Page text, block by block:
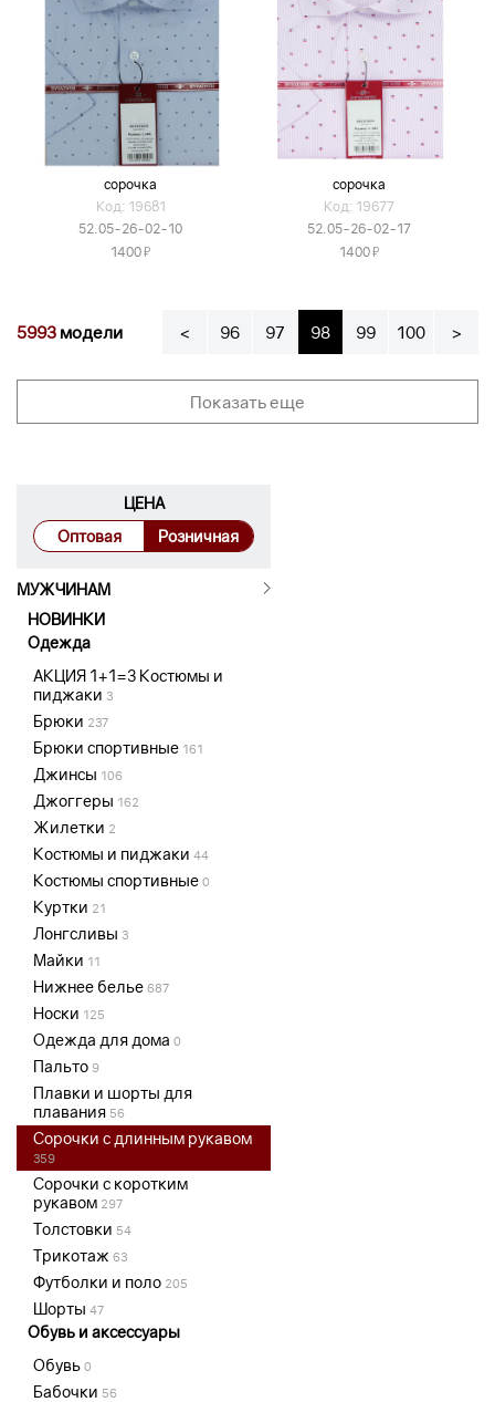
сорочка
Код: 19681
52.05-26-02-10
1400Я
сорочка
Код: 19677
52.05-26-02-17
1400Я
5993модели < 96 97 98 99 100 >
Показать еще
ЦЕНА
Оптовая
Розничная
МУЖЧИНАМ
НОВИНКИ
Одежда
АКЦИЯ 1+1=3 Костюмы и
пиджаки 3
Брюки 237
Брюки спортивные 161
Джинсы 106
Джоггеры 162
Жилетки 2
Костюмы и пиджаки 44
Костюмы спортивные 0
Куртки 21
Лонгсливы 3
Майки 11
Нижнее белье 687
Носки 125
Одежда для дома 0
Пальто 9
Плавки и шорты для
плавания 56
Сорочки с длинным рукавом
359
Сорочки с коротким
рукавом 297
Толстовки 54
Трикотаж 63
Футболки и поло 205
Шорты 47
Обувь и аксессуары
Обувь 0
Бабочки 56